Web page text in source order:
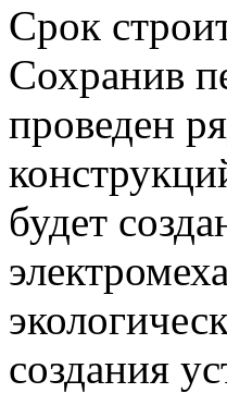
Срок
Сохранив
проведен
будет
создания